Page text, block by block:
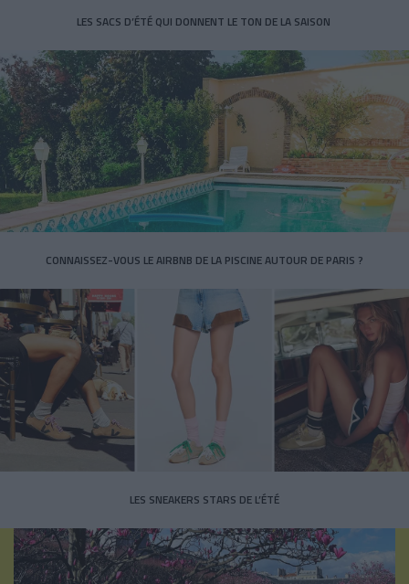
LES SACS D’ÉTÉ QUI DONNENT LE TON DE LA SAISON
CONNAISSEZ-VOUS LE AIRBNB DE LA PISCINE AUTOUR DE PARIS ?
LES SNEAKERS STARS DE L’ÉTÉ